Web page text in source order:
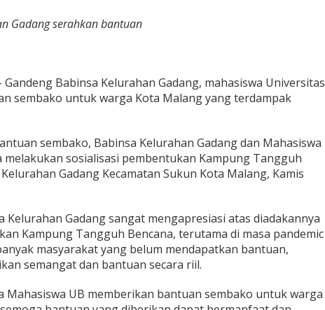
Gadang serahkan bantuan
Babinsa Kelurahan Gadang, mahasiswa Universitas
sembako untuk warga Kota Malang yang terdampak
sembako, Babinsa Kelurahan Gadang dan Mahasiswa
melakukan sosialisasi pembentukan Kampung Tangguh
Gadang Kecamatan Sukun Kota Malang, Kamis
Kelurahan Gadang sangat mengapresiasi atas diadakannya
Kampung Tangguh Bencana, terutama di masa pandemic
masyarakat yang belum mendapatkan bantuan,
semangat dan bantuan secara riil.
Mahasiswa UB memberikan bantuan sembako untuk warga